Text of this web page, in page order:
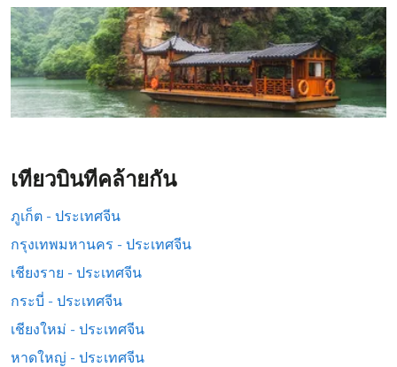
เที่ยวบินที่คล้ายกัน
ภูเก็ต - ประเทศจีน
กรุงเทพมหานคร - ประเทศจีน
เชียงราย - ประเทศจีน
กระบี่ - ประเทศจีน
เชียงใหม่ - ประเทศจีน
หาดใหญ่ - ประเทศจีน